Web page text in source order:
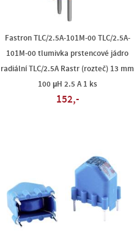
Fastron TLC/2.5A-101M-00 TLC/2.5A-
101M-00 tlumivka prstencové jádro
radiální TLC/2.5A Rastr (rozteč) 13 mm
100 µH 2.5 A 1 ks
152,-